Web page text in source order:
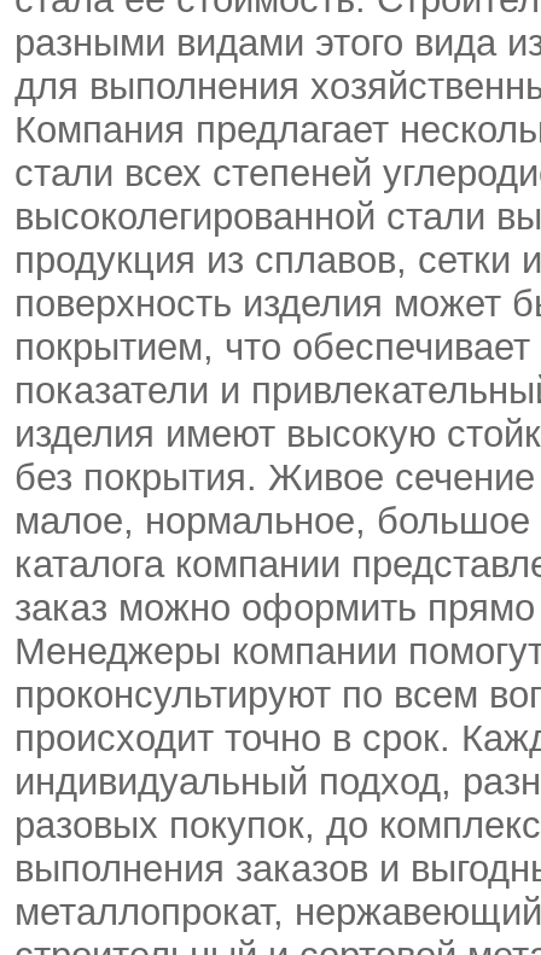
разными видами этого вида
для выполнения
Компания предлагает
стали всех степеней
высоколегированной стали
продукция из сплавов,
поверхность изделия может
покрытием, что
показатели и
изделия имеют высокую
без покрытия. Живое
малое, нормальное,
каталога компании
заказ можно оформить прямо
Менеджеры компании
проконсультируют по всем
происходит точно в срок.
индивидуальный подход,
разовых покупок, до
выполнения заказов и
металлопрокат,